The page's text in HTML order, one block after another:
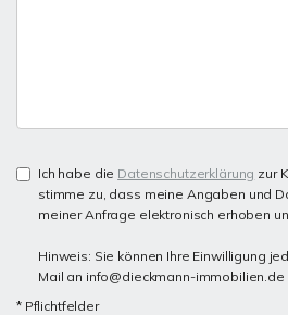
Ich habe die Datenschutzerklärung zur
stimme zu, dass meine Angaben und
meiner Anfrage elektronisch erhoben
Hinweis: Sie können Ihre Einwilligung
Mail an info@dieckmann-immobilien.de
* Pflichtfelder